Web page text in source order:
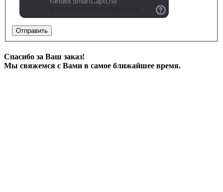
Отправить
Спасибо за Ваш заказ!
Мы свяжемся с Вами в самое ближайшее время.